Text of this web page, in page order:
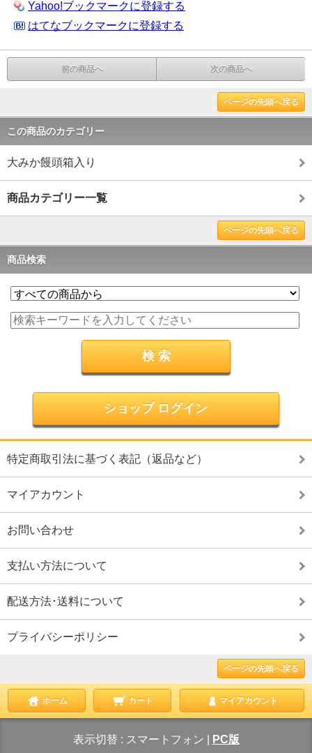
Yahoo!ブックマークに登録する
はてなブックマークに登録する
前の商品へ 次の商品へ
ページの先頭へ戻る
この商品のカテゴリー
大みか饅頭箱入り
商品カテゴリー一覧
ページの先頭へ戻る
商品検索
ショップ ログイン
特定商取引法に基づく表記（返品など）
マイアカウント
お問い合わせ
支払い方法について
配送方法･送料について
プライバシーポリシー
ページの先頭へ戻る
ホーム カート マイアカウント
表示切替 : スマートフォン PC版